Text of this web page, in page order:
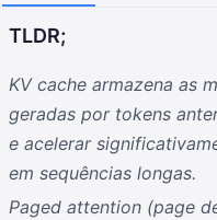
TLDR;
KV cache armazena as
geradas por tokens
e acelerar
em sequências longas.
Paged attention (page